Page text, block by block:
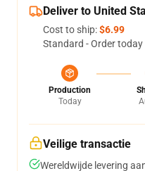
Deliver to United
Cost to ship:$6.99
Standard - Order
Production
Today
Veilige transactie
Wereldwijde levering